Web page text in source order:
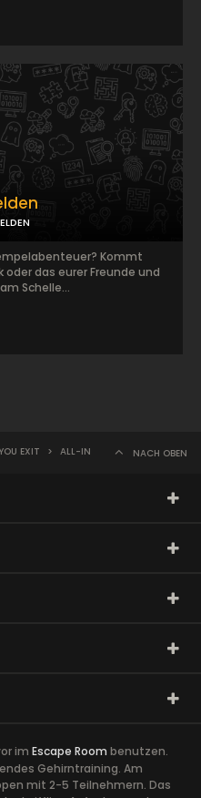
Kommt
das eurer Freunde und
Schelle...
YOU EXIT > ALL-IN NACH OBEN
im Escape Room benutzen.
Gehirntraining. Am
mit 2-5 Teilnehmern. Das